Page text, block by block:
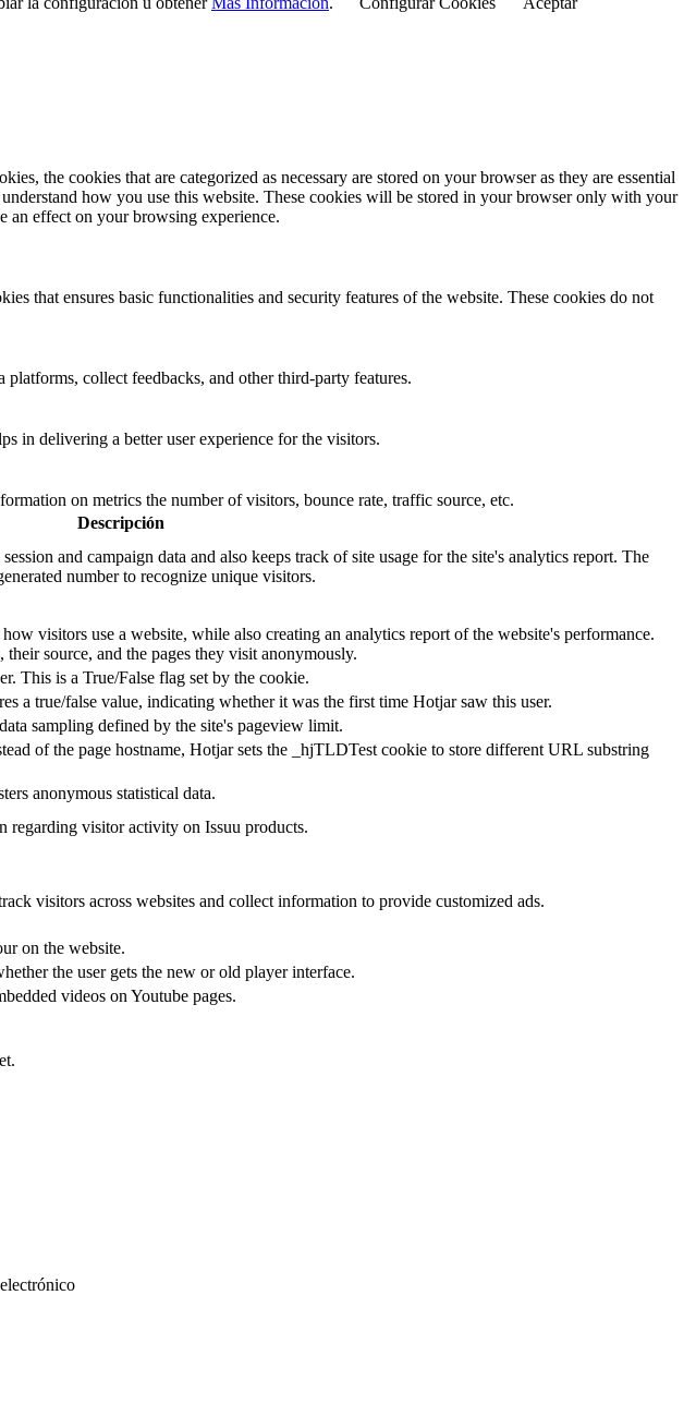
the cookies that are categorized as necessary are stored on your browser as they are essential
how you use this website. These cookies will be stored in your browser only with your
an effect on your browsing experience.
that ensures basic functionalities and security features of the website. These cookies do not
collect feedbacks, and other third-party features.
in delivering a better user experience for the visitors.
on metrics the number of visitors, bounce rate, traffic source, etc.
Descripción
and campaign data and also keeps track of site usage for the site's analytics report. The
number to recognize unique visitors.
visitors use a website, while also creating an analytics report of the website's performance.
source, and the pages they visit anonymously.
This is a True/False flag set by the cookie.
a true/false value, indicating whether it was the first time Hotjar saw this user.
sampling defined by the site's pageview limit.
of the page hostname, Hotjar sets the _hjTLDTest cookie to store different URL substring
anonymous statistical data.
regarding visitor activity on Issuu products.
visitors across websites and collect information to provide customized ads.
on the website.
the user gets the new or old player interface.
videos on Youtube pages.